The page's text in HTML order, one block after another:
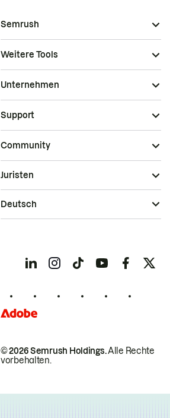
Semrush
Weitere Tools
Unternehmen
Support
Community
© 2026 Semrush Holdings.Alle Rechte
vorbehalten.
Juristen
Deutsch